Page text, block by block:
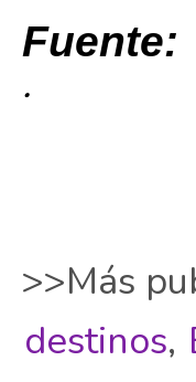
Fuente:
.
>>Más
destinos,